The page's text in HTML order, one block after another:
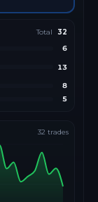
Total 32
6
13
8
5
32 trades